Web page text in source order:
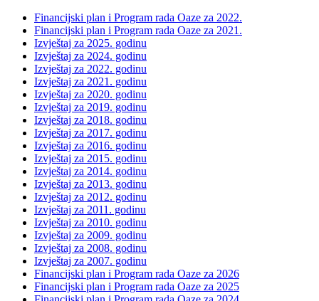
Financijski plan i Program rada Oaze za 2022.
Financijski plan i Program rada Oaze za 2021.
Izvještaj za 2025. godinu
Izvještaj za 2024. godinu
Izvještaj za 2022. godinu
Izvještaj za 2021. godinu
Izvještaj za 2020. godinu
Izvještaj za 2019. godinu
Izvještaj za 2018. godinu
Izvještaj za 2017. godinu
Izvještaj za 2016. godinu
Izvještaj za 2015. godinu
Izvještaj za 2014. godinu
Izvještaj za 2013. godinu
Izvještaj za 2012. godinu
Izvještaj za 2011. godinu
Izvještaj za 2010. godinu
Izvještaj za 2009. godinu
Izvještaj za 2008. godinu
Izvještaj za 2007. godinu
Financijski plan i Program rada Oaze za 2026
Financijski plan i Program rada Oaze za 2025